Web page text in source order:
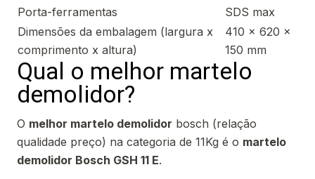
Porta-ferramentas
SDS max
Dimensões da embalagem (largura x
comprimento x altura)
410 x 620 x
150 mm
Qual o melhor martelo
demolidor?
O melhor martelo demolidor bosch (relação
qualidade preço) na categoria de 11Kg é o martelo
demolidor Bosch GSH 11 E.